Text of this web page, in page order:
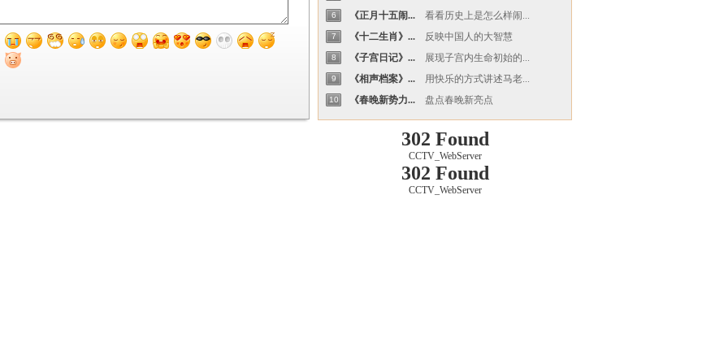
6 《正月十五闹... 看看历史上是怎么样闹...
7 《十二生肖》... 反映中国人的大智慧
8 《子宫日记》... 展现子宫内生命初始的...
9 《相声档案》... 用快乐的方式讲述马老...
10 《春晚新势力... 盘点春晚新亮点
302 Found
CCTV_WebServer
302 Found
CCTV_WebServer